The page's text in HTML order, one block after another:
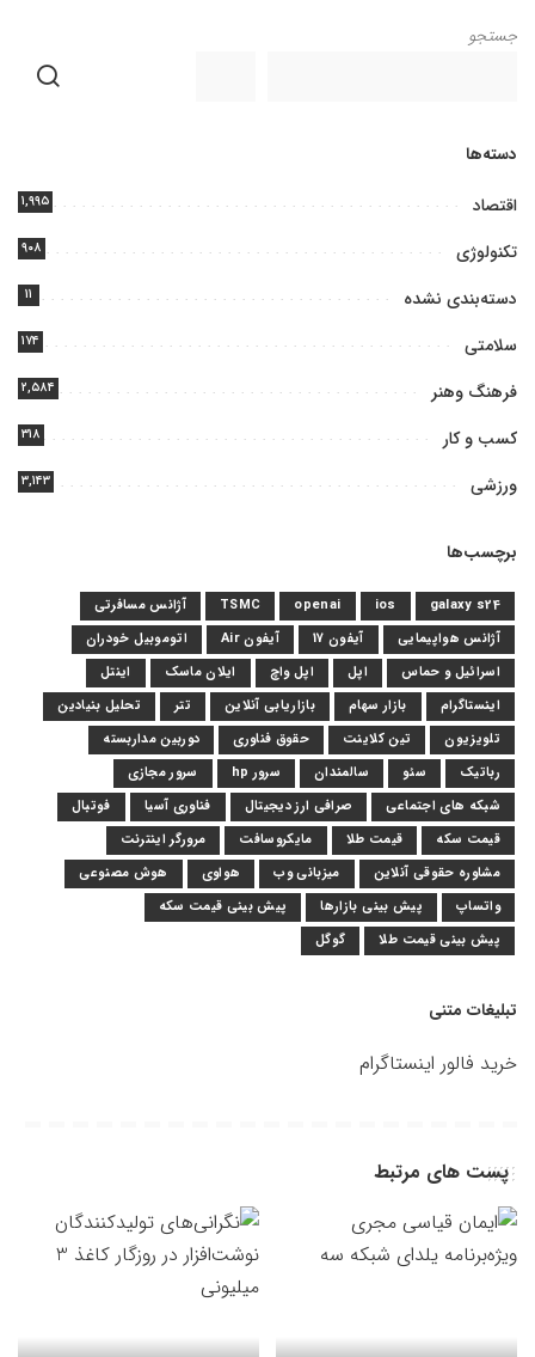
جستجو
دسته‌ها
اقتصاد ۱,۹۹۵
تکنولوژی ۹۰۸
دسته‌بندی نشده ۱۱
سلامتی ۱۷۴
فرهنگ وهنر ۲,۵۸۴
کسب و کار ۳۱۸
ورزشی ۳,۱۴۳
برچسب‌ها
galaxy s24
ios
openai
TSMC
آژانس مسافرتی
آژانس هواپیمایی
آیفون 17 آیفون Air
اتوموبیل خودران
اسرائیل و حماس
اپل اپل واچ ایلان ماسک
اینتل
اینستاگرام
بازار سهام بازاریابی آنلاین تتر
تحلیل بنیادین
تلویزیون
تین کلاینت حقوق فناوری
دوربین مداربسته
رباتیک
سئو سالمندان سرور hp
سرور مجازی
شبکه های اجتماعی
صرافی ارز دیجیتال فناوری آسیا
فوتبال
قیمت سکه
قیمت طلا مایکروسافت
مرورگر اینترنت
مشاوره حقوقی آنلاین
میزبانی وب هواوی
هوش مصنوعی
واتساپ
پیش بینی بازارها
پیش بینی قیمت سکه
پیش بینی قیمت طلا
گوگل
تبلیغات متنی
خرید فالور اینستاگرام
پست های مرتبط